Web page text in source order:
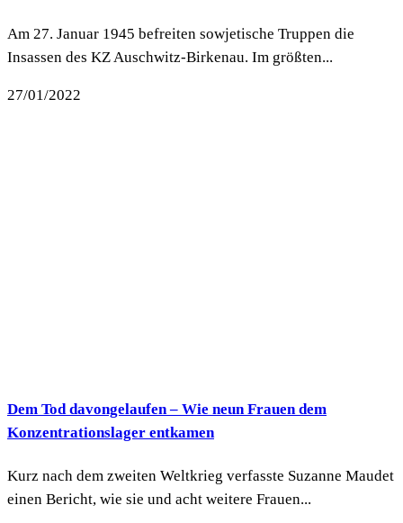
Am 27. Januar 1945 befreiten sowjetische Truppen die
Insassen des KZ Auschwitz-Birkenau. Im größten...
27/01/2022
Dem Tod davongelaufen – Wie neun Frauen dem
Konzentrationslager entkamen
Kurz nach dem zweiten Weltkrieg verfasste Suzanne Maudet
einen Bericht, wie sie und acht weitere Frauen...